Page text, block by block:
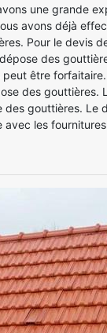
une grande
avons déjà
Pour le devis
des
être
des gouttières.
des gouttières. Le
avec les